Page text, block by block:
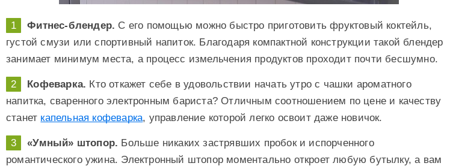
Фитнес-блендер. С его помощью можно быстро приготовить фруктовый коктейль,
густой смузи или спортивный напиток. Благодаря компактной конструкции такой блендер
занимает минимум места, а процесс измельчения продуктов проходит почти бесшумно.
Кофеварка. Кто откажет себе в удовольствии начать утро с чашки ароматного
напитка, сваренного электронным бариста? Отличным соотношением по цене и качеству
станет капельная кофеварка, управление которой легко освоит даже новичок.
«Умный» штопор. Больше никаких застрявших пробок и испорченного
романтического ужина. Электронный штопор моментально откроет любую бутылку, а вам